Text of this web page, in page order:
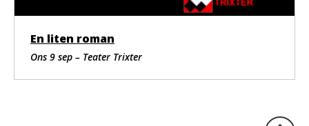
En liten roman
Ons 9 sep – Teater Trixter